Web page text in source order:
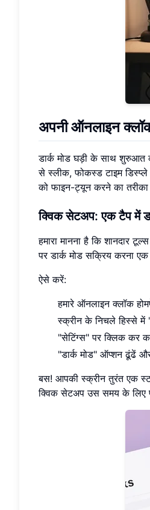
अपनी ऑनलाइन
डार्क मोड घड़ी के साथ शुरुआत
से स्लीक, फोकस्ड टाइम
को फाइन-ट्यून करने का तरीका
क्विक सेटअप: एक टैप में
हमारा मानना है कि शानदार
पर डार्क मोड सक्रिय करना
ऐसे करें:
हमारे ऑनलाइन क्लॉक
स्क्रीन के निचले हिस्से में
"सेटिंग्स" पर क्लिक कर
"डार्क मोड" ऑप्शन ढूंढें
बस! आपकी स्क्रीन तुरंत एक
क्विक सेटअप उस समय के लिए